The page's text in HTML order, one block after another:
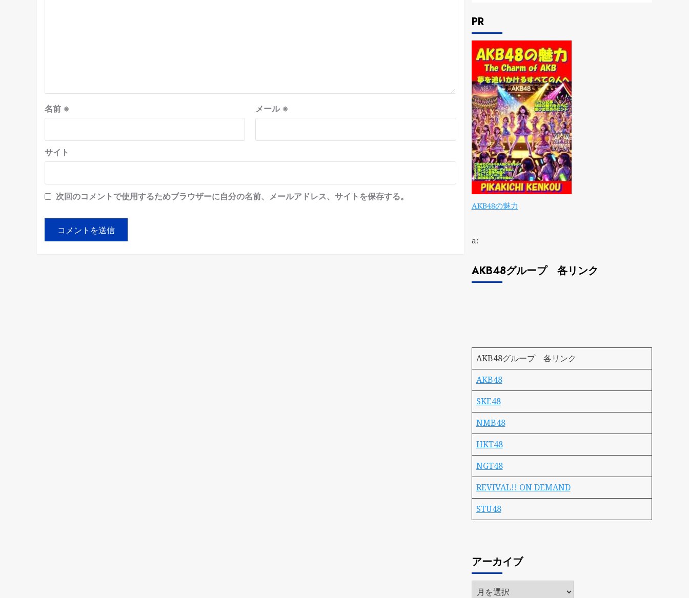
名前 ※ メール※
サイト
次回のコメントで使用するためブラウザーに自分の名前、メールアドレス、サイトを保存する。
PR
AKB48の魅力
a:
AKB48グループ 各リンク
AKB48グループ 各リンク
AKB48
SKE48
NMB48
HKT48
NGT48
REVIVAL!! ON DEMAND
STU48
アーカイブ
ア